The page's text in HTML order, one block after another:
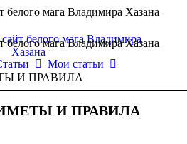
Мои статьи
И ПРАВИЛА
И ПРАВИЛА